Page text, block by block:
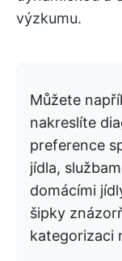
výzkumu.
Můžete
nakreslíte
preference
jídla,
domácími
šipky
kategorizaci